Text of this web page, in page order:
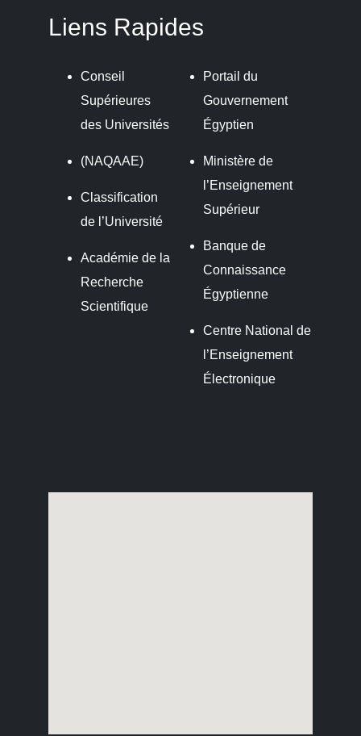
Liens Rapides
Conseil
Supérieures
des Universités
(NAQAAE)
Classification
de l’Université
Académie de la
Recherche
Scientifique
Portail du
Gouvernement
Égyptien
Ministère de
l’Enseignement
Supérieur
Banque de
Connaissance
Égyptienne
Centre National de
l’Enseignement
Électronique